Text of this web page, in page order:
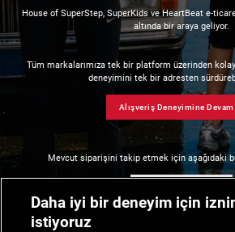
House of SuperStep, SuperKids ve HeartBeat e-
altında bir araya geliyor.
Tüm markalarımıza tek bir platform üzerinden
deneyimini tek bir adresten
Alışveriş Deneyimine Devam
Mevcut siparişini takip etmek için aşağıdaki
Daha iyi bir deneyim için
istiyoruz